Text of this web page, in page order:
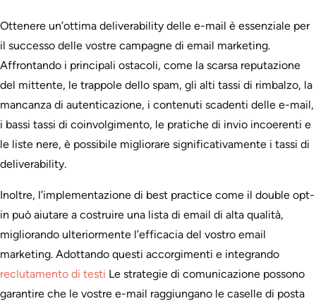
Ottenere un’ottima deliverability delle e-mail è essenziale per
il successo delle vostre campagne di email marketing.
Affrontando i principali ostacoli, come la scarsa reputazione
del mittente, le trappole dello spam, gli alti tassi di rimbalzo, la
mancanza di autenticazione, i contenuti scadenti delle e-mail,
i bassi tassi di coinvolgimento, le pratiche di invio incoerenti e
le liste nere, è possibile migliorare significativamente i tassi di
deliverability.
Inoltre, l’implementazione di best practice come il double opt-
in può aiutare a costruire una lista di email di alta qualità,
migliorando ulteriormente l’efficacia del vostro email
marketing. Adottando questi accorgimenti e integrando
reclutamento di testi Le strategie di comunicazione possono
garantire che le vostre e-mail raggiungano le caselle di posta